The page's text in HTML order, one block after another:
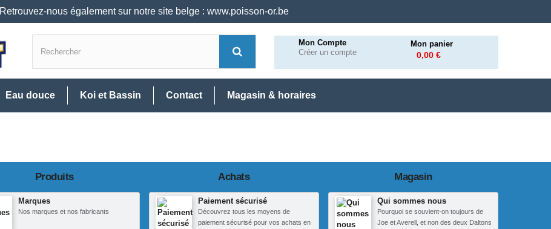
Retrouvez-nous également sur notre site belge : www.poisson-or.be
Mon Compte
Créer un compte
Mon panier
0,00 €
Eau douce Koi et Bassin Contact Magasin & horaires
Produits
Marques
Nos marques et nos fabricants
Achats
Paiement sécurisé
Découvrez tous les moyens de
paiement sécurisé pour vos achats en
Magasin
Qui sommes nous
Pourquoi se souvient-on toujours de
Joe et Averell, et non des deux Daltons